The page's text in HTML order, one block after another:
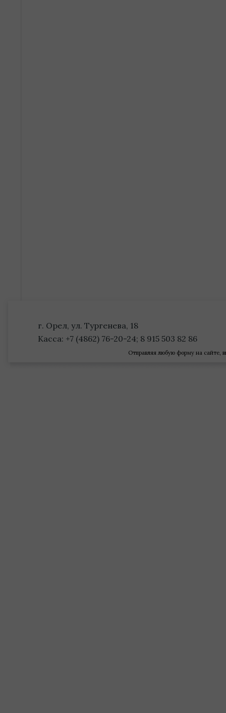
г. Орел, ул. Тургенева, 18
Касса: +7 (4862) 76-20-24; 8 915 503 82 86
Отправляя любую форму на сайте,